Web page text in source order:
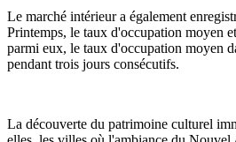
Le marché intérieur a également
Printemps, le taux d'occupation moyen
parmi eux, le taux d'occupation moyen
pendant trois jours consécutifs.
La découverte du patrimoine culturel